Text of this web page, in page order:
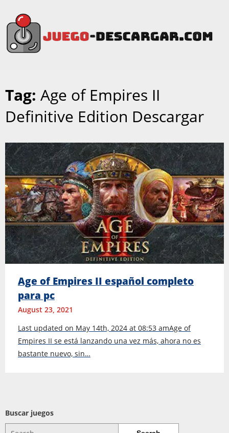
Tag: Age of Empires II
Definitive Edition Descargar
Age of Empires II español completo
para pc
August 23, 2021
Last updated on May 14th, 2024 at 08:53 amAge of
Empires II se está lanzando una vez más, ahora no es
bastante nuevo, sin…
Buscar juegos